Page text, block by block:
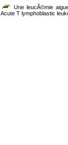
Une leucÃ©mie
Acute T lymphoblastic